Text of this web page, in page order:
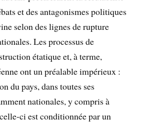
et des antagonismes politiques
selon des lignes de rupture
Les processus de
étatique et, à terme,
ont un préalable impérieux :
du pays, dans toutes ses
nationales, y compris à
ci est conditionnée par un